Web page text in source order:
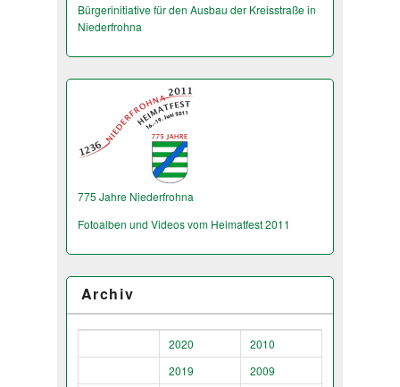
Bürgerinitiative für den Ausbau der Kreisstraße in
Niederfrohna
775 Jahre Niederfrohna
Fotoalben und Videos vom Heimatfest 2011
Archiv
2020
2010
2019
2009